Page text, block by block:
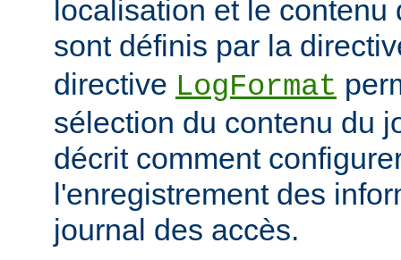
localisation et le
sont définis par la
directive LogFormat
sélection du contenu du
décrit comment
l'enregistrement des
journal des accès.